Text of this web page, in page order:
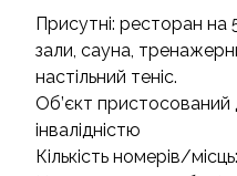
Присутні: ресторан на
зали, сауна,
настільний теніс.
Об’єкт пристосований
інвалідністю
Кількість номерів/